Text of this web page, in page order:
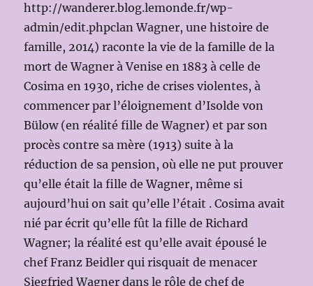
http://wanderer.blog.lemonde.fr/wp-
admin/edit.phpclan Wagner, une histoire de
famille, 2014) raconte la vie de la famille de la
mort de Wagner à Venise en 1883 à celle de
Cosima en 1930, riche de crises violentes, à
commencer par l’éloignement d’Isolde von
Bülow (en réalité fille de Wagner) et par son
procès contre sa mère (1913) suite à la
réduction de sa pension, où elle ne put prouver
qu’elle était la fille de Wagner, même si
aujourd’hui on sait qu’elle l’était . Cosima avait
nié par écrit qu’elle fût la fille de Richard
Wagner; la réalité est qu’elle avait épousé le
chef Franz Beidler qui risquait de menacer
Siegfried Wagner dans le rôle de chef de